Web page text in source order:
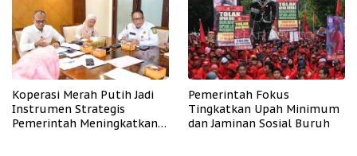
Koperasi Merah Putih Jadi
Instrumen Strategis
Pemerintah Meningkatkan
Pemerintah Fokus
Tingkatkan Upah Minimum
dan Jaminan Sosial Buruh